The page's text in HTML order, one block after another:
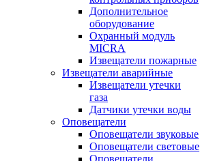
Дополнительное
оборудование
Охранный модуль
MICRA
Извещатели пожарные
Извещатели аварийные
Извещатели утечки
газа
Датчики утечки воды
Оповещатели
Оповещатели звуковые
Оповещатели световые
Оповещатели